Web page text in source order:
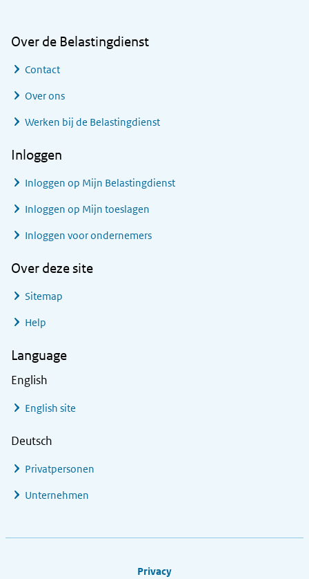
Over de Belastingdienst
Contact
Over ons
Werken bij de Belastingdienst
Inloggen
Inloggen op Mijn Belastingdienst
Inloggen op Mijn toeslagen
Inloggen voor ondernemers
Over deze site
Sitemap
Help
Language
English
English site
Deutsch
Privatpersonen
Unternehmen
Privacy